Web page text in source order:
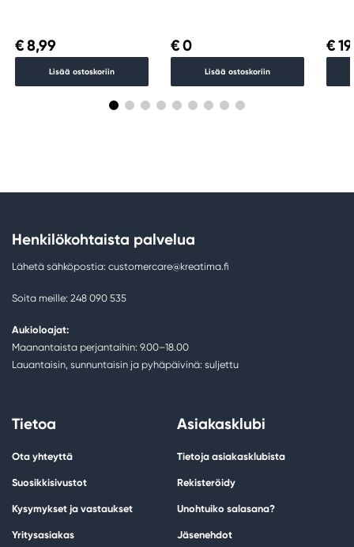
€ 8,99
Lisää ostoskoriin
€ 0
Lisää ostoskoriin
€
Henkilökohtaista palvelua
Lähetä sähköpostia: customercare@kreatima.fi
Soita meille: 248 090 535
Aukioloajat:
Maanantaista perjantaihin: 9.00–18.00
Lauantaisin, sunnuntaisin ja pyhäpäivinä: suljettu
Tietoa
Ota yhteyttä
Suosikkisivustot
Kysymykset ja vastaukset
Yritysasiakas
Asiakasklubi
Tietoja asiakasklubista
Rekisteröidy
Unohtuiko salasana?
Jäsenehdot